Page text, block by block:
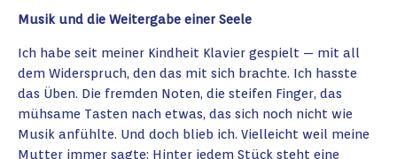
Musik und die Weitergabe einer Seele
Ich habe seit meiner Kindheit Klavier gespielt — mit all
dem Widerspruch, den das mit sich brachte. Ich hasste
das Üben. Die fremden Noten, die steifen Finger, das
mühsame Tasten nach etwas, das sich noch nicht wie
Musik anfühlte. Und doch blieb ich. Vielleicht weil meine
Mutter immer sagte: Hinter jedem Stück steht eine